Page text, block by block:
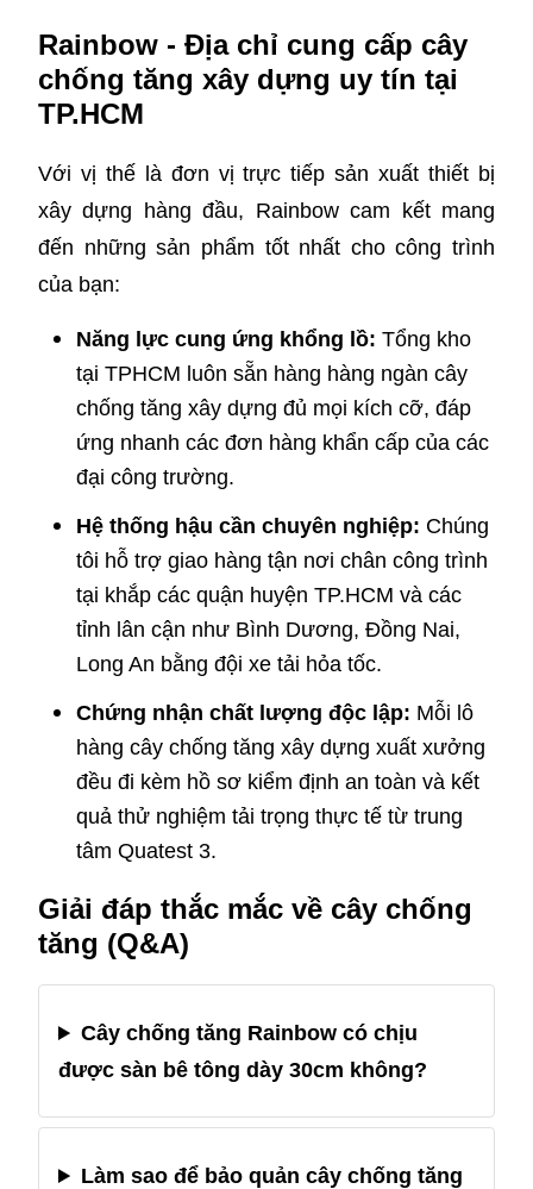
Rainbow - Địa chỉ cung cấp cây
chống tăng xây dựng uy tín tại
TP.HCM
Với vị thế là đơn vị trực tiếp sản xuất thiết bị
xây dựng hàng đầu, Rainbow cam kết mang
đến những sản phẩm tốt nhất cho công trình
của bạn:
Năng lực cung ứng khổng lồ: Tổng kho
tại TPHCM luôn sẵn hàng hàng ngàn cây
chống tăng xây dựng đủ mọi kích cỡ, đáp
ứng nhanh các đơn hàng khẩn cấp của các
đại công trường.
Hệ thống hậu cần chuyên nghiệp: Chúng
tôi hỗ trợ giao hàng tận nơi chân công trình
tại khắp các quận huyện TP.HCM và các
tỉnh lân cận như Bình Dương, Đồng Nai,
Long An bằng đội xe tải hỏa tốc.
Chứng nhận chất lượng độc lập: Mỗi lô
hàng cây chống tăng xây dựng xuất xưởng
đều đi kèm hồ sơ kiểm định an toàn và kết
quả thử nghiệm tải trọng thực tế từ trung
tâm Quatest 3.
Giải đáp thắc mắc về cây chống
tăng (Q&A)
Cây chống tăng Rainbow có chịu
được sàn bê tông dày 30cm không?
Làm sao để bảo quản cây chống tăng